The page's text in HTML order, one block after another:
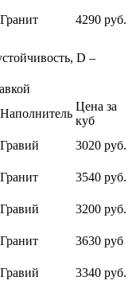
Гранит
4290 руб.
D –
Наполнитель
Цена за
куб
Гравий 3020 руб.
Гранит 3540 руб.
Гравий 3200 руб.
Гранит 3630 руб
Гравий 3340 руб.